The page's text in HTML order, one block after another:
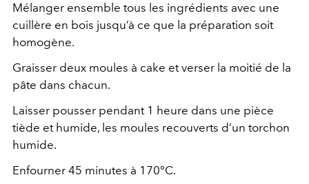
Mélanger ensemble tous les ingrédients avec une
cuillère en bois jusqu’à ce que la préparation soit
homogène.
Graisser deux moules à cake et verser la moitié de la
pâte dans chacun.
Laisser pousser pendant 1 heure dans une pièce
tiède et humide, les moules recouverts d’un torchon
humide.
Enfourner 45 minutes à 170°C.